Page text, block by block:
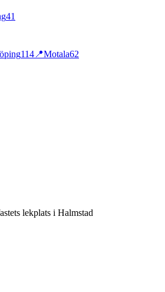
41
114 📍Motala62
lekplats i Halmstad